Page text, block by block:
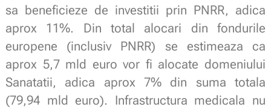
sa beneficieze de investitii prin PNRR, adica
aprox 11%. Din total alocari din fondurile
europene (inclusiv PNRR) se estimeaza ca
aprox 5,7 mld euro vor fi alocate domeniului
Sanatatii, adica aprox 7% din suma totala
(79,94 mld euro). Infrastructura medicala nu